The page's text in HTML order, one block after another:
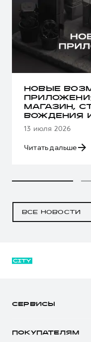
НОВЫЕ
МАГАЗИН,
ВОЖДЕНИЯ
13 июля 2026
Читать дальше
ВСЕ НОВОСТИ
СЕРВИСЫ
ПОКУПАТЕЛЯМ